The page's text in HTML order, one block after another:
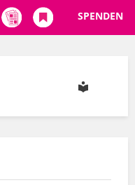
SPENDEN